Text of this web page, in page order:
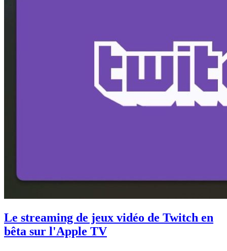
Le streaming de jeux vidéo de Twitch en
bêta sur l'Apple TV